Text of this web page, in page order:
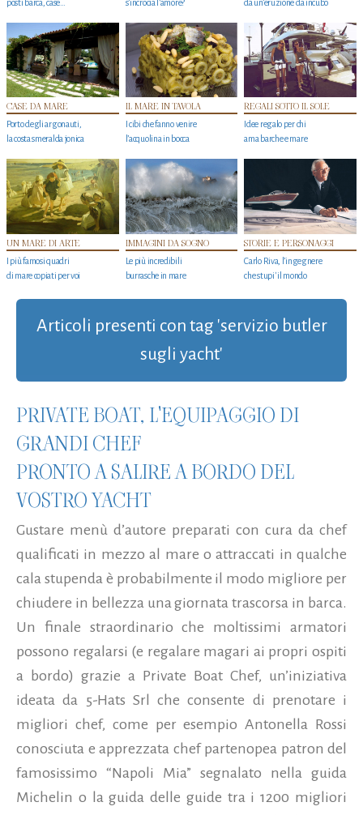
posti barca, case…
s'incrocia l’amore?
da un’eruzione da incubo
CASE DA MARE
Porto degli argonauti,
la costa smeralda jonica
IL MARE IN TAVOLA
I cibi che fanno venire
l’acquolina in bocca
REGALI SOTTO IL SOLE
Idee regalo per chi
ama barche e mare
UN MARE DI ARTE
I più famosi quadri
di mare copiati per voi
IMMAGINI DA SOGNO
Le più incredibili
burrasche in mare
STORIE E PERSONAGGI
Carlo Riva, l’ingegnere
che stupi' il mondo
Articoli presenti con tag 'servizio butler
sugli yacht'
PRIVATE BOAT, L'EQUIPAGGIO DI
GRANDI CHEF
PRONTO A SALIRE A BORDO DEL
VOSTRO YACHT
Gustare menù d’autore preparati con cura da chef
qualificati in mezzo al mare o attraccati in qualche
cala stupenda è probabilmente il modo migliore per
chiudere in bellezza una giornata trascorsa in barca.
Un finale straordinario che moltissimi armatori
possono regalarsi (e regalare magari ai propri ospiti
a bordo) grazie a Private Boat Chef, un’iniziativa
ideata da 5-Hats Srl che consente di prenotare i
migliori chef, come per esempio Antonella Rossi
conosciuta e apprezzata chef partenopea patron del
famosissimo “Napoli Mia” segnalato nella guida
Michelin o la guida delle guide tra i 1200 migliori